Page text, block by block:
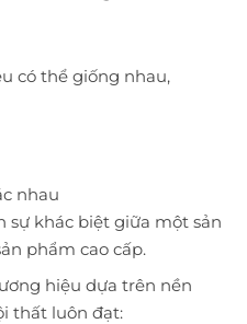
có thể giống nhau,
nhau
sự khác biệt giữa một sản
phẩm cao cấp.
hiệu dựa trên nền
thất luôn đạt: